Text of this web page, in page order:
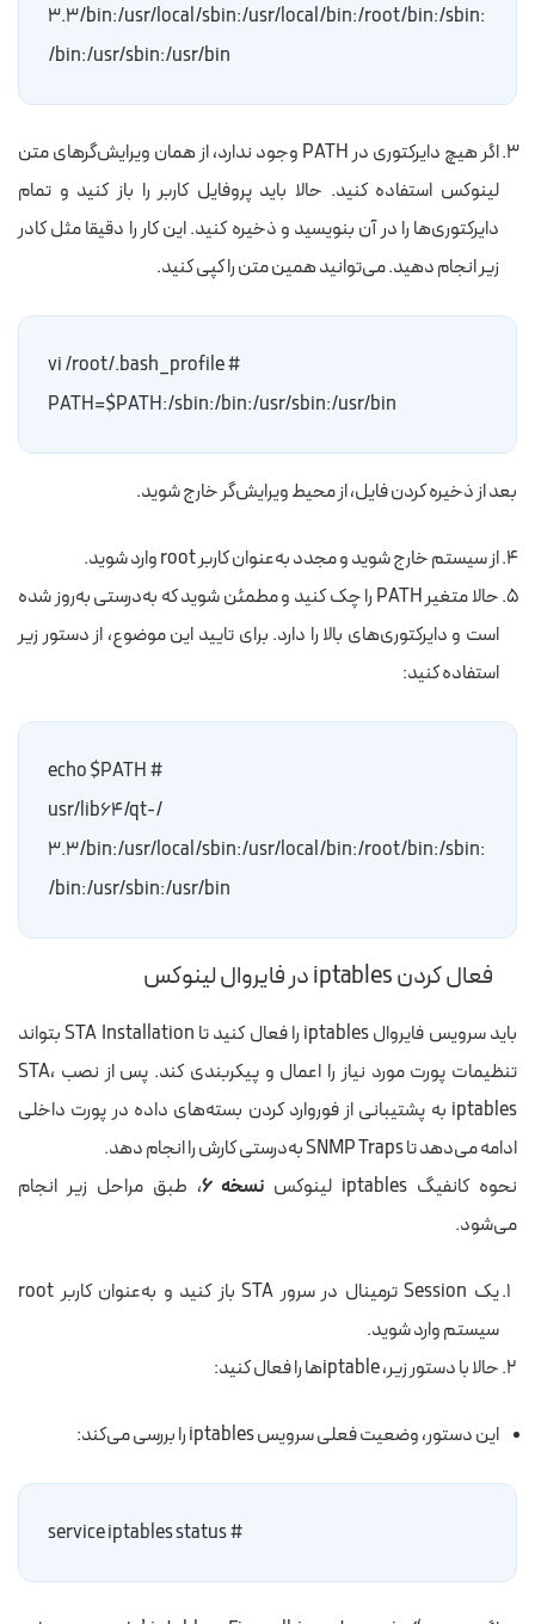
3.3/bin:/usr/local/sbin:/usr/local/bin:/root/bin:/sbin:
/bin:/usr/sbin:/usr/bin
اگر هیچ دایرکتوری در PATH وجود ندارد، از همان ویرایش‌گرهای متن
لینوکس استفاده کنید. حالا باید پروفایل کاربر را باز کنید و تمام
دایرکتوری‌ها را در آن بنویسید و ذخیره کنید. این کار را دقیقا مثل کادر
زیر انجام دهید. می‌توانید همین متن را کپی کنید.
# vi /root/.bash_profile
PATH=$PATH:/sbin:/bin:/usr/sbin:/usr/bin
بعد از ذخیره کردن فایل، از محیط ویرایش‌گر خارج شوید.
از سیستم خارج شوید و مجدد به‌عنوان کاربر root وارد شوید.
حالا متغیر PATH را چک کنید و مطمئن شوید که به‌درستی به‌روز شده
است و دایرکتوری‌های بالا را دارد. برای تایید این موضوع، از دستور زیر
استفاده کنید:
# echo $PATH
/usr/lib64/qt-
3.3/bin:/usr/local/sbin:/usr/local/bin:/root/bin:/sbin:
/bin:/usr/sbin:/usr/bin
فعال کردن iptables در فایروال لینوکس
باید سرویس فایروال iptables را فعال کنید تا STA Installation بتواند
تنظیمات پورت مورد نیاز را اعمال و پیکربندی کند. پس از نصب STA،
iptables به پشتیبانی از فوروارد کردن بسته‌های داده در پورت داخلی
ادامه می‌دهد تا SNMP Traps به‌درستی کارش را انجام دهد.
نحوه کانفیگ iptables لینوکس
نسخه ۶ ، طبق مراحل زیر انجام
می‌شود.
یک Session ترمینال در سرور STA باز کنید و به‌عنوان کاربر root
سیستم وارد شوید.
حالا با دستور زیر، iptableها را فعال کنید:
این دستور، وضعیت فعلی سرویس iptables را بررسی می‌کند:
# service iptables status